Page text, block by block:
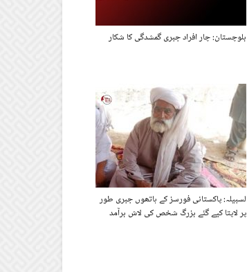
بلوچستان: چار افراد جبری گمشدگی کا شکار
لسبیلہ: پاکستانی فورسز کے ہاتھوں جبری طور
پر لاپتا کیے گئے بزرگ شخص کی لاش برآمد